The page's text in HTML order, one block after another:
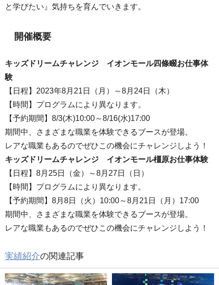
と学びたい』気持ちを育んでいきます。
開催概要
キッズドリームチャレンジ イオンモール四條畷お仕事体
験
【日程】2023年8月21日（月）～8月24日（木）
【時間】プログラムにより異なります。
【予約期間】8/3(木)10:00～8/16(水)17:00
期間中、さまざまな職業を体験できるブースが登場。
レアな職業もあるのでぜひこの機会にチャレンジしよう！
キッズドリームチャレンジ イオンモール橿原お仕事体験
【日程】8月25日（金）～8月27日（日）
【時間】プログラムにより異なります。
【予約期間】8月8日（火）10:00～8月21日（月）17:00
期間中、さまざまな職業を体験できるブースが登場。
レアな職業もあるのでぜひこの機会にチャレンジしよう！
実績紹介の関連記事